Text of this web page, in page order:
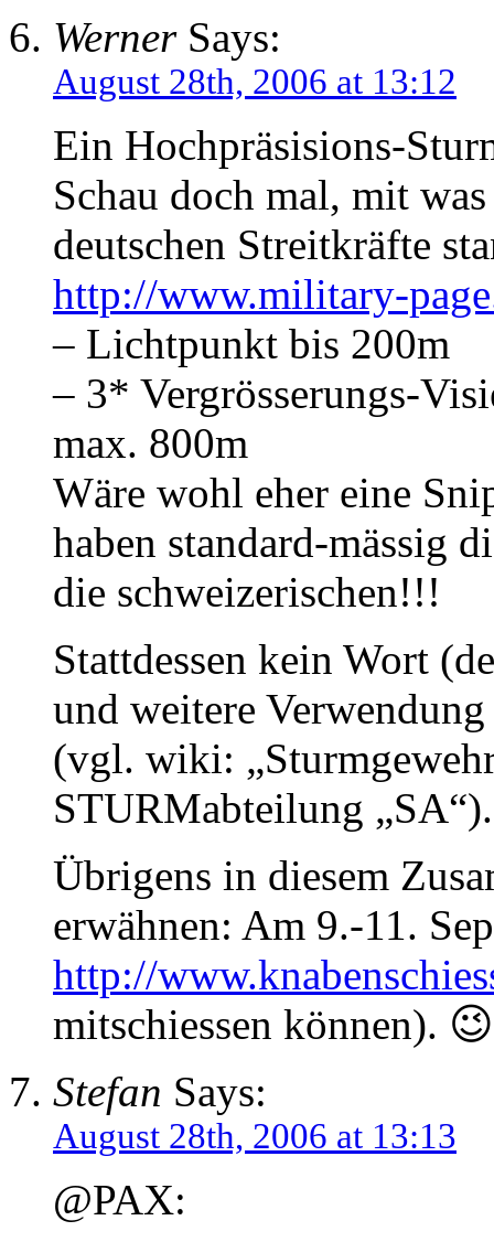
WernerSays:
August 28th, 2006 at 13:12
Ein Hochpräsisions-
Schau doch mal, mit
deutschen Streitkräfte
http://www.military-
– Lichtpunkt bis 200m
– 3* Vergrösserungs-
max. 800m
Wäre wohl eher eine
haben standard-mässig
die schweizerischen!!!
Stattdessen kein Wort
und weitere
(vgl. wiki:
STURMabteilung „SA“).
Übrigens in diesem
erwähnen: Am 9.-11.
http://
mitschiessen können). 😉
Stefan Says:
August 28th, 2006 at 13:13
@PAX: